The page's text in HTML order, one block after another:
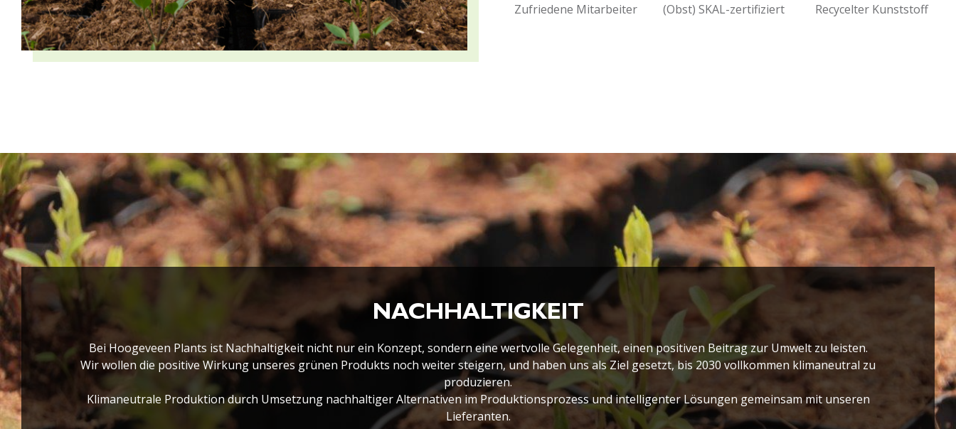
Zufriedene Mitarbeiter (Obst) SKAL-zertifiziert Recycelter Kunststoff
NACHHALTIGKEIT
Bei Hoogeveen Plants ist Nachhaltigkeit nicht nur ein Konzept, sondern eine wertvolle Gelegenheit, einen positiven Beitrag zur Umwelt zu leisten.
Wir wollen die positive Wirkung unseres grünen Produkts noch weiter steigern, und haben uns als Ziel gesetzt, bis 2030 vollkommen klimaneutral zu
produzieren.
Klimaneutrale Produktion durch Umsetzung nachhaltiger Alternativen im Produktionsprozess und intelligenter Lösungen gemeinsam mit unseren
Lieferanten.